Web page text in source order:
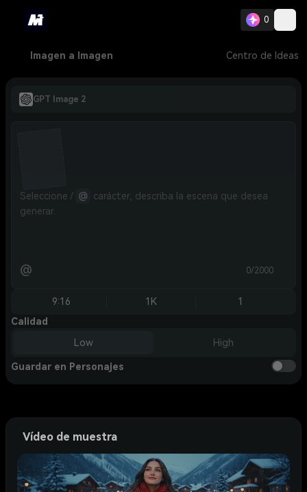
0
Imagen a Imagen Centro de Ideas
GPT Image 2
Seleccione / @
carácter, describa la escena que desea
generar.
@ 0/2000
9:16 1K
1
Calidad
Low
High
Guardar en Personajes
Vídeo de muestra